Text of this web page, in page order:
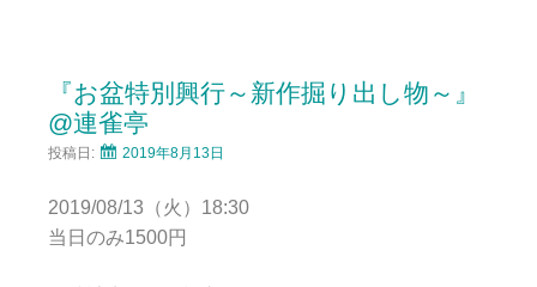
『お盆特別興行～新作掘り出し物～』
@連雀亭
投稿日: 2019年8月13日
2019/08/13（火）18:30
当日のみ1500円